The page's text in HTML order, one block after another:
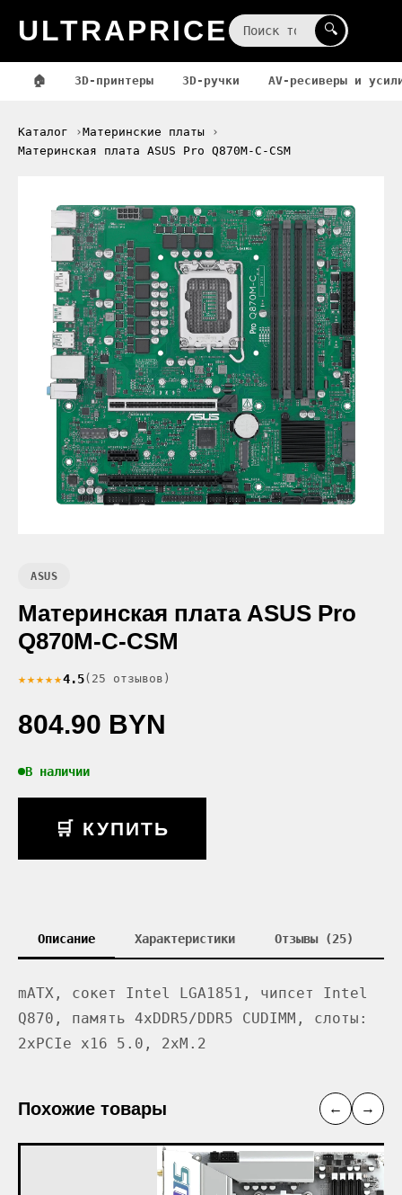
ULTRAPRICE 🔍
🏠 3D-принтеры 3D-ручки AV-ресиверы и
Каталог
Материнские платы
Материнская плата ASUS Pro Q870M-C-CSM
ASUS
Материнская плата ASUS Pro
Q870M-C-CSM
★★★★★4.5(25 отзывов)
804.90 BYN
В наличии
🛒 КУПИТЬ
Описание Характеристики Отзывы (25)
mATX, сокет Intel LGA1851, чипсет Intel
Q870, память 4xDDR5/DDR5 CUDIMM, слоты:
2xPCIe x16 5.0, 2xM.2
Похожие товары ← →